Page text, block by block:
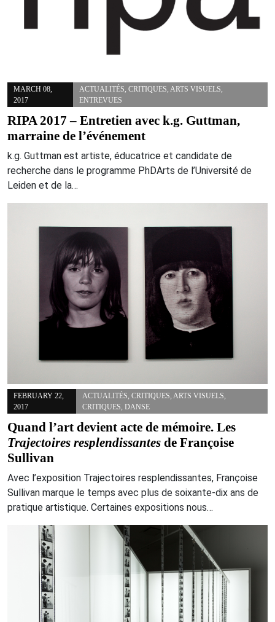
MARCH 08,
2017
ACTUALITÉS,CRITIQUES,ARTS VISUELS,
ENTREVUES
RIPA 2017 – Entretien avec k.g. Guttman,
marraine de l’événement
k.g. Guttman est artiste, éducatrice et candidate de
recherche dans le programme PhDArts de l’Université de
Leiden et de la…
FEBRUARY 22,
2017
ACTUALITÉS CRITIQUES ARTS VISUELS
CRITIQUES DANSE
Quand l’art devient acte de mémoire. Les
Trajectoires resplendissantes de Françoise
Sullivan
Avec l’exposition Trajectoires resplendissantes, Françoise
Sullivan marque le temps avec plus de soixante-dix ans de
pratique artistique. Certaines expositions nous…